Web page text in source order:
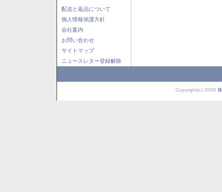
配送と返品について
個人情報保護方針
会社案内
お問い合わせ
サイトマップ
ニュースレター登録解除
Copyright(c) 2008